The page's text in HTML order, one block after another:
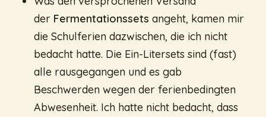
der Fermentationssets angeht, kamen mir
die Schulferien dazwischen, die ich nicht
bedacht hatte. Die Ein-Litersets sind (fast)
alle rausgegangen und es gab
Beschwerden wegen der ferienbedingten
Abwesenheit. Ich hatte nicht bedacht, dass